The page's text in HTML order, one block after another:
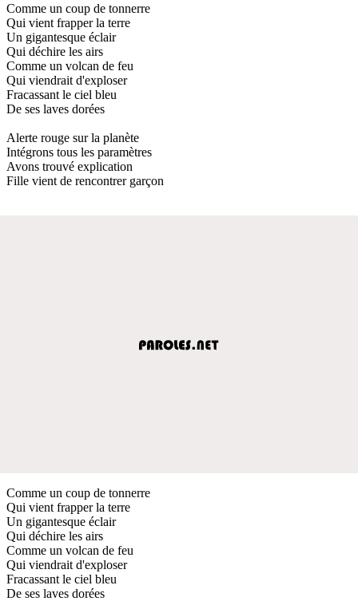
Comme un coup de tonnerre
Qui vient frapper la terre
Un gigantesque éclair
Qui déchire les airs
Comme un volcan de feu
Qui viendrait d'exploser
Fracassant le ciel bleu
De ses laves dorées
Alerte rouge sur la planète
Intégrons tous les paramètres
Avons trouvé explication
Fille vient de rencontrer garçon
Comme un coup de tonnerre
Qui vient frapper la terre
Un gigantesque éclair
Qui déchire les airs
Comme un volcan de feu
Qui viendrait d'exploser
Fracassant le ciel bleu
De ses laves dorées